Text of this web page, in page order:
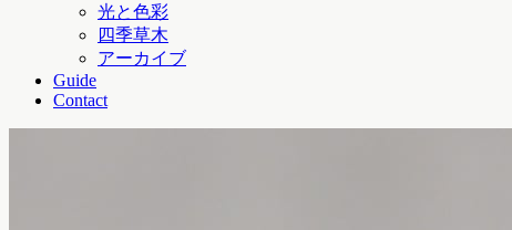
光と色彩
四季草木
アーカイブ
Guide
Contact